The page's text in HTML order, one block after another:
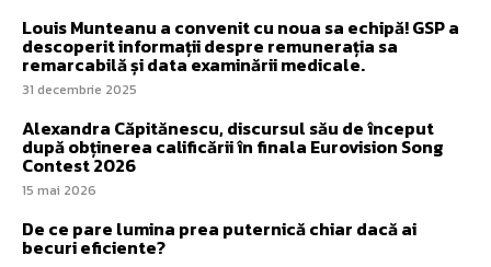
Louis Munteanu a convenit cu noua sa echipă! GSP a
descoperit informații despre remunerația sa
remarcabilă și data examinării medicale.
31 decembrie 2025
Alexandra Căpitănescu, discursul său de început
după obținerea calificării în finala Eurovision Song
Contest 2026
15 mai 2026
De ce pare lumina prea puternică chiar dacă ai
becuri eficiente?